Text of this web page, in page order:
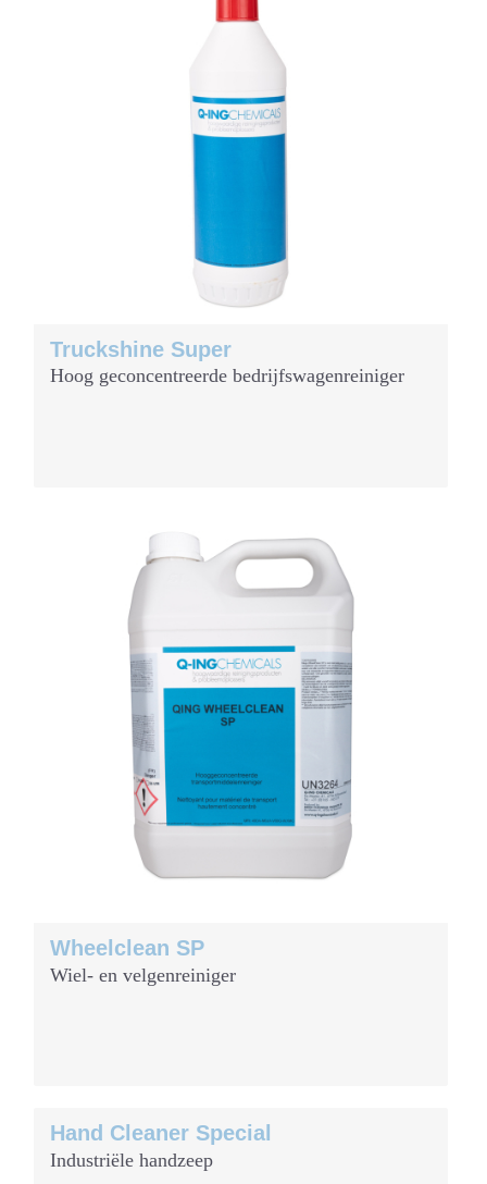
Truckshine Super
Hoog geconcentreerde bedrijfswagenreiniger
Wheelclean SP
Wiel- en velgenreiniger
Hand Cleaner Special
Industriële handzeep